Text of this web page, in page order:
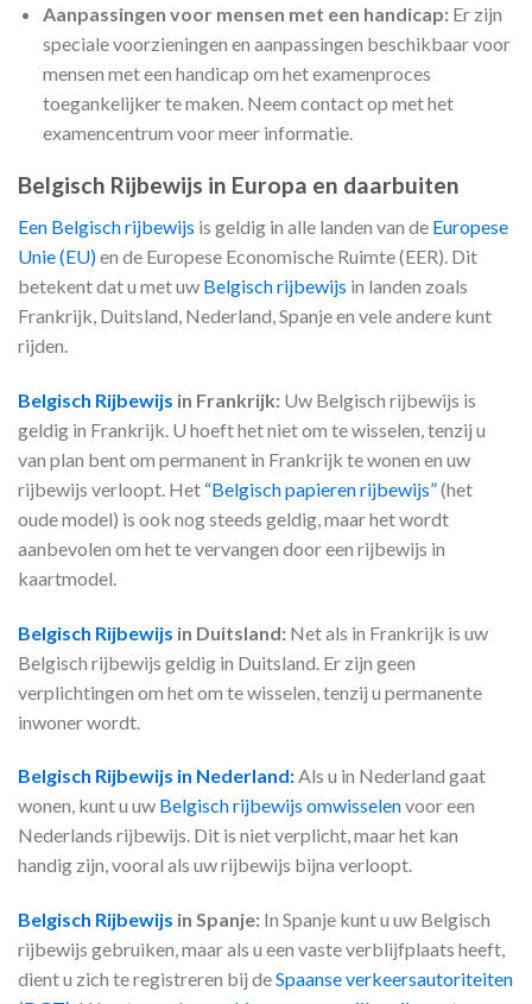
Aanpassingen voor mensen met een handicap: Er zijn
speciale voorzieningen en aanpassingen beschikbaar voor
mensen met een handicap om het examenproces
toegankelijker te maken. Neem contact op met het
examencentrum voor meer informatie.
Belgisch Rijbewijs in Europa en daarbuiten
Een Belgisch rijbewijs is geldig in alle landen van de Europese
Unie (EU)en de Europese Economische Ruimte (EER). Dit
betekent dat u met uw Belgisch rijbewijs in landen zoals
Frankrijk, Duitsland, Nederland, Spanje en vele andere kunt
rijden.
Belgisch Rijbewijs in Frankrijk: Uw Belgisch rijbewijs is
geldig in Frankrijk. U hoeft het niet om te wisselen, tenzij u
van plan bent om permanent in Frankrijk te wonen en uw
rijbewijs verloopt. Het “Belgisch papieren rijbewijs”(het
oude model) is ook nog steeds geldig, maar het wordt
aanbevolen om het te vervangen door een rijbewijs in
kaartmodel.
Belgisch Rijbewijs in Duitsland: Net als in Frankrijk is uw
Belgisch rijbewijs geldig in Duitsland. Er zijn geen
verplichtingen om het om te wisselen, tenzij u permanente
inwoner wordt.
Belgisch Rijbewijs in Nederland:Als u in Nederland gaat
wonen, kunt u uw Belgisch rijbewijs omwisselenvoor een
Nederlands rijbewijs. Dit is niet verplicht, maar het kan
handig zijn, vooral als uw rijbewijs bijna verloopt.
Belgisch Rijbewijs in Spanje: In Spanje kunt u uw Belgisch
rijbewijs gebruiken, maar als u een vaste verblijfplaats heeft,
dient u zich te registreren bij deSpaanse verkeersautoriteiten